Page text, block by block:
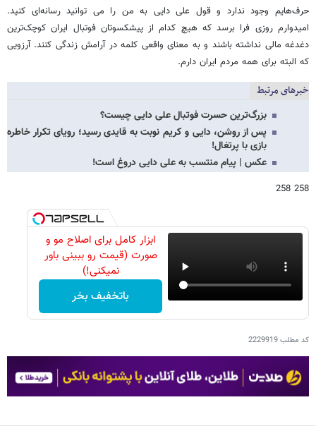
حرف‌هایم وجود ندارد و قول علی دایی به من را ‌می توانید رسانه‌ای کنید.
امیدوارم روزی فرا برسد که هیچ کدام از پیشکسوتان فوتبال ایران کوچک‌ترین
دغدغه مالی نداشته باشند و به معنای واقعی کلمه در آرامش زندگی کنند. آرزویی
که البته برای همه مردم ایران دارم.
خبرهای مرتبط
بزرگ‌ترین حسرت فوتبال علی دایی چیست؟
پس از روشن، دایی و کریم نوبت به قایدی رسید؛ رویای تکرار خاطره
بازی با پرتغال!
عکس | پیام منتسب به علی دایی دروغ است!
258 258
ابزار کامل برای اصلاح مو و
صورت (قیمت رو ببینی باور
نمیکنی!)
باتخفیف بخر
کد مطلب2229919